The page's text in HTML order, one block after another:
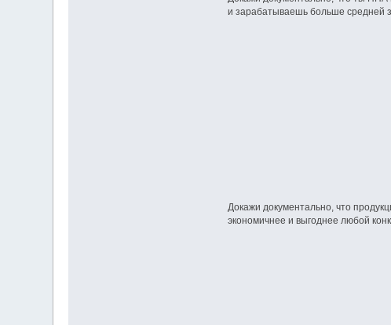
и зарабатываешь больше средней
Докажи документально, что
экономичнее и выгоднее любой